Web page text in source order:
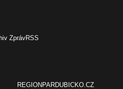
ZprávRSS
REGIONPARDUBICKO.CZ